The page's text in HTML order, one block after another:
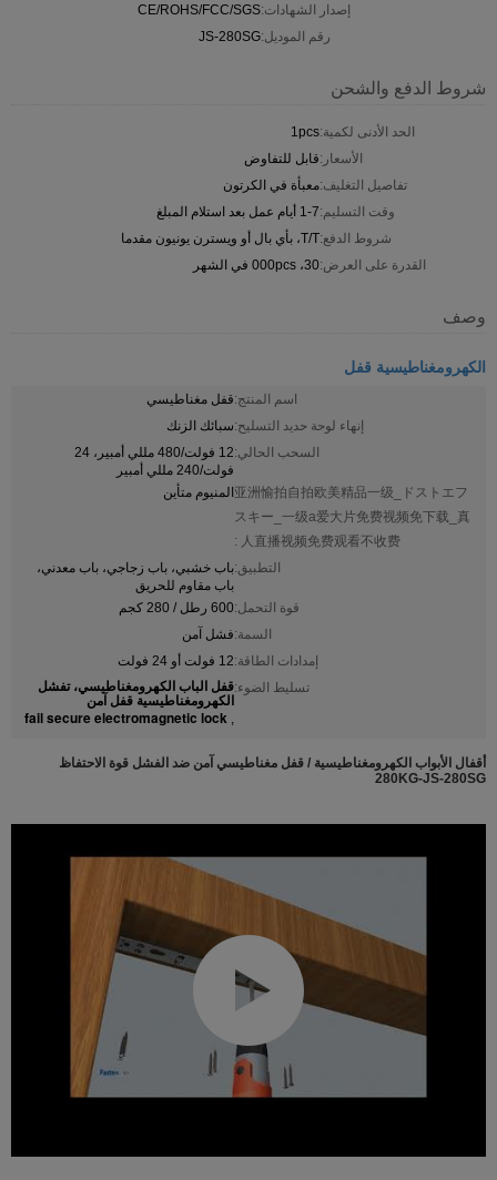
إصدار الشهادات:CE/ROHS/FCC/SGS
رقم الموديل:JS-280SG
شروط الدفع والشحن
الحد الأدنى لكمية:1pcs
الأسعار:قابل للتفاوض
تفاصيل التغليف:معبأة في الكرتون
وقت التسليم:1-7 أيام عمل بعد استلام المبلغ
شروط الدفع:T/T، بأي بال أو ويسترن يونيون مقدما
القدرة على العرض:30، 000pcs في الشهر
وصف
الكهرومغناطيسية قفل
اسم المنتج:قفل مغناطيسي
إنهاء لوحة حديد التسليح:سبائك الزنك
السحب الحالي:
12 فولت/480 مللي أمبير، 24
فولت/240 مللي أمبير
亚洲愉拍自拍欧美精品一级_ドストエフ
スキー_一级a爱大片免费视频免下载_真
人直播视频免费观看不收费 :
المنيوم متأين
التطبيق:باب خشبي، باب زجاجي، باب معدني،
باب مقاوم للحريق
قوة التحمل:600 رطل / 280 كجم
السمة:فشل آمن
إمدادات الطاقة:12 فولت أو 24 فولت
تسليط الضوء:قفل الباب الكهرومغناطيسي، تفشل
الكهرومغناطيسية قفل آمن
,
fail secure electromagnetic lock
أقفال الأبواب الكهرومغناطيسية / قفل مغناطيسي آمن ضد الفشل قوة الاحتفاظ
280KG-JS-280SG